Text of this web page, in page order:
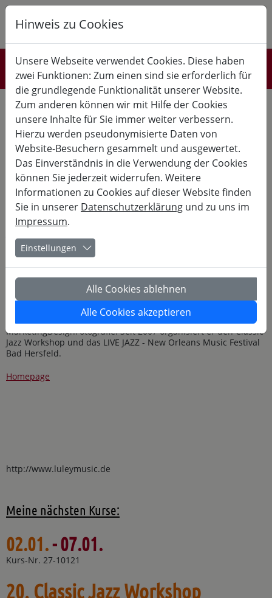
K B
Referent*innen
Jan Luley studierte Jazz mit Hauptfach Klavier in den
Niederlanden und feierte 2018 sein 35jähriges
Bühnenjubiläum. Sein musikalischer Schwerpunkt liegt auf
Pianostilen aus New Orleans zwischen Tradition und Moderne,
wobei er Kompositionen aus New Orleans mit eigenen Werken
zu ebenso spannenden wie groovigen Konzerten kombiniert.
Dabei bewegt er sich ebenso stilsicher im klassischen Jazz und
Swing, wie in Boogie Woogie, Gospel und kreolisch-karibischen
Rhythmen.
1993 begann er als Begleiter international renommierter US-
amerikanischer SängerInnen und Solisten wie Angela Brown,
Flea" Conners und vieler anderer und war von 1999 bis 2009
Pianist der Frankfurter Barrelhouse Jazzband. Mittlerweile
spielte er weit über 2000 Konzerte in 17 Ländern Europas,
sowie in Afrika und den USA.
2004 gründete Jan Luley sein Label Luleymusic Records.
Zusammen mit seiner Frau Eda führt er als Mitinhaber und
Creative Director die Agentur LULEY'S -
MarketingDesignFotografie. Seit 2007 organisiert er den Classic
Jazz Workshop und das LIVE JAZZ - New Orleans Music Festival
Bad Hersfeld.
Homepage
http://www.luleymusic.de
Meine nächsten Kurse:
02.01.- 07.01.
Kurs-Nr. 27-10121
20. Classic Jazz Workshop
Hinweis zu Cookies
Unsere Webseite verwendet Cookies. Diese haben
zwei Funktionen: Zum einen sind sie erforderlich für
die grundlegende Funktionalität unserer Website.
Zum anderen können wir mit Hilfe der Cookies
unsere Inhalte für Sie immer weiter verbessern.
Hierzu werden pseudonymisierte Daten von
Website-Besuchern gesammelt und ausgewertet.
Das Einverständnis in die Verwendung der Cookies
können Sie jederzeit widerrufen. Weitere
Informationen zu Cookies auf dieser Website finden
Sie in unserer Datenschutzerklärung und zu uns im
Impressum.
Einstellungen
Alle Cookies ablehnen
Alle Cookies akzeptieren